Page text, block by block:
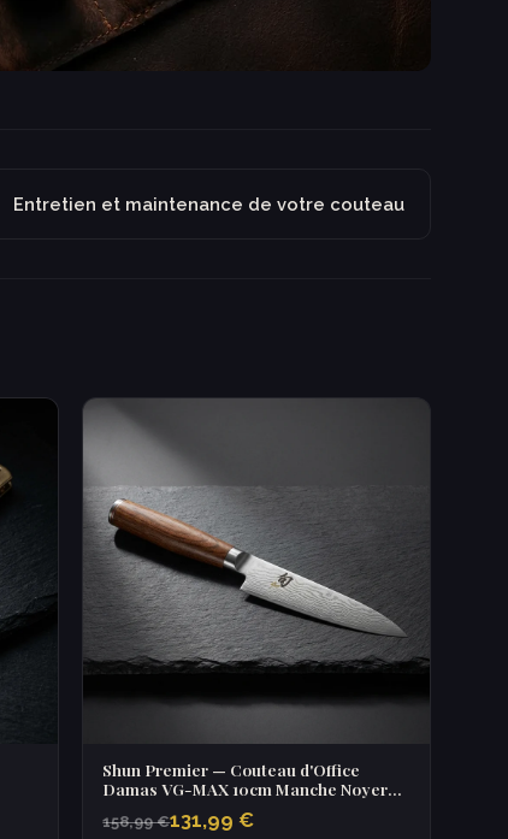
Entretien et maintenance de votre couteau
Shun Premier — Couteau d'Office
Damas VG-MAX 10cm Manche Noyer
158,99 €131,99 €